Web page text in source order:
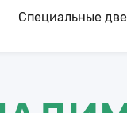
с 09:00 до 20:00
Специальные